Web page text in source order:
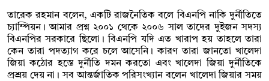
তারেক রহমান বলেন, একটি রাজনৈতিক বলে বিএনপি নাকি দুর্নীতিতে
চ্যাম্পিয়ন। আমার প্রশ্ন ২০০১ থেকে ২০০৬ সাল তাদের দুইজন সদস্য
বিএনপির সরকারে ছিলো। বিএনপি যদি এত খারাপ হয় তাহলে তারা
কেন তারা পদত্যাগ করে চলে আসেনি। কারণ তারা জানতো খালেদা
জিয়া কঠোর হস্তে দুর্নীতি দমন করতো এবং খালেদা জিয়া দুর্নীতিকে
প্রশ্রয় দেয় না। সব আন্তর্জাতিক পরিসংখ্যান বলেন খালেদা জিয়ার সময়